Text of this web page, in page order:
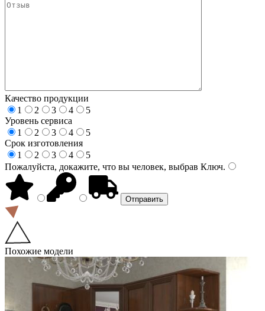
Качество продукции
1
2 3 4
5
Уровень сервиса
1
2 3 4
5
Срок изготовления
1
2 3 4
5
Пожалуйста, докажите, что вы человек, выбрав Ключ.
Похожие модели